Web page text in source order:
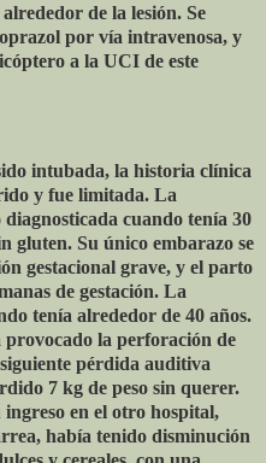
de la lesión. Se
por vía intravenosa, y
a la UCI de este
intubada, la historia clínica
y fue limitada. La
cuando tenía 30
gluten. Su único embarazo se
gestacional grave, y el parto
de gestación. La
tenía alrededor de 40 años.
la perforación de
pérdida auditiva
7 kg de peso sin querer.
ingreso en el otro hospital,
había tenido disminución